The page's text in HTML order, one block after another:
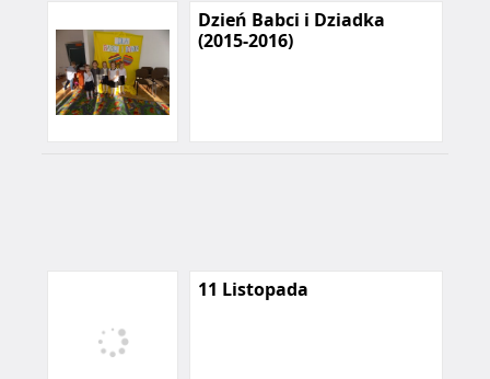
Dzień Babci i Dziadka
(2015-2016)
11 Listopada